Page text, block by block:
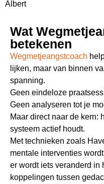
Albert
Wat
betekenen
Wegmetjeangstcoach
lijken, maar van binnen
spanning.
Geen eindeloze
Geen analyseren tot je
Maar direct naar de kern:
systeem actief houdt.
Met technieken zoals
mentale interventies
er wordt iets veranderd in
koppelingen tussen